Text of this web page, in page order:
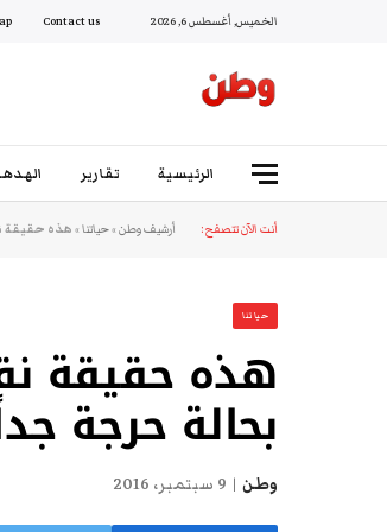
الخميس, أغسطس 6, 2026 Contact us
الرئيسية تقارير
أنت الآن تتصفح: أرشيف وطن»حياتنا»هذه حقيقة
حياتنا
هذه حقيقة
بحالة حرجة
وطن 9 سبتمبر، 2016